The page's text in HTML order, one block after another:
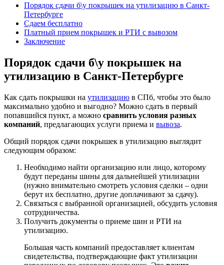
Порядок сдачи б\у покрышек на утилизацию в Санкт-
Петербурге
Сдаем бесплатно
Платный прием покрышек и РТИ с вывозом
Заключение
Порядок сдачи б\у покрышек на
утилизацию в Санкт-Петербурге
Как сдать покрышки на утилизацию в СПб, чтобы это было
максимально удобно и выгодно? Можно сдать в первый
попавшийся пункт, а можно сравнить условия разных
компаний, предлагающих услуги приема и вывоза.
Общий порядок сдачи покрышек в утилизацию выглядит
следующим образом:
Необходимо найти организацию или лицо, которому
будут переданы шины для дальнейшей утилизации
(нужно внимательно смотреть условия сделки – одни
берут их бесплатно, другие доплачивают за сдачу).
Связаться с выбранной организацией, обсудить условия
сотрудничества.
Получить документы о приеме шин и РТИ на
утилизацию.
Большая часть компаний предоставляет клиентам
свидетельства, подтверждающие факт утилизации